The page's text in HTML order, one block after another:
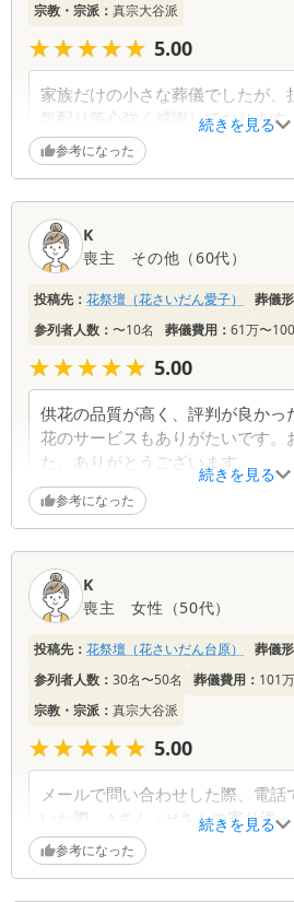
続きを見る
宗教・宗派： 真宗大谷派
★★★★★
★★★★★ 5.00
家族だけの小さな葬儀でしたが、
気配り等心強く感謝しております
ました。
参考になった
続きを見る
K
喪主
その他 （60代）
投稿先： 花祭壇（花さいだん愛子） 葬儀
参列者人数： 〜10名 葬儀費用： 61万〜
★★★★★
★★★★★ 5.00
供花の品質が高く、評判が良かっ
花のサービスもありがたいです。
た。ありがとうございます。
参考になった
続きを見る
K
喪主
女性 （50代）
投稿先： 花祭壇（花さいだん台原） 葬儀
参列者人数： 30名〜50名 葬儀費用： 101
宗教・宗派： 真宗大谷派
★★★★★
★★★★★ 5.00
メールで問い合わせした際、電
いた際、Aさん・Hさんの寄り添
したいと思いました。担当してい
理な日程であったにもかかわらず
参考になった